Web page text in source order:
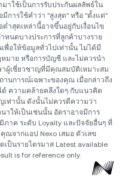
มาใช้เป็นการรับประกันผลลัพธ์ใน
การใช้คำว่า "สูงสุด" หรือ "ตั้งแต่"
ำสุดเหล่านี้อาจขึ้นอยู่กับเงื่อนไข
นดบางประการที่ลูกค้าบางราย
พื่อให้ข้อมูลทั่วไปเท่านั้น ไม่ได้มี
มาย หรือการบัญชี และไม่ควรนำ
ผู้เชี่ยวชาญที่มีคุณสมบัติเหมาะสม
านการณ์เฉพาะของคุณ เมื่อกล่าวถึง
ความคล้ายคลึงใดๆ กับแนวคิด
เท่านั้น ดังนั้นไม่ควรตีความว่า
าให้เป็นเช่นนั้น อัตราอาจมีการ
าค ระดับ Loyalty และปัจจัยอื่นๆ ที่
ณจากแอป Nexo เสมอ ตัวเลข
ป็นรายไตรมาส Latest available
is for reference only.